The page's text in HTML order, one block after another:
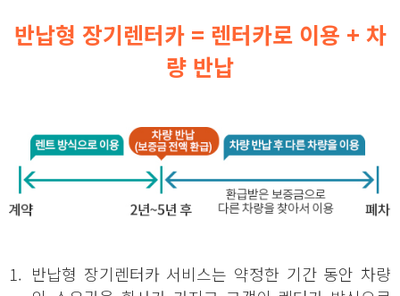
반납형 장기렌터카 = 렌터카로 이용 + 차
량 반납
1. 반납형 장기렌터카 서비스는 약정한 기간 동안 차량